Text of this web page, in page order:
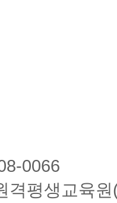
0066
격평생교육